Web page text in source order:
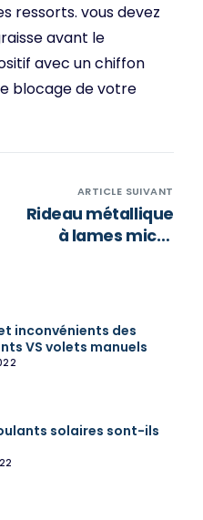
ressorts. vous devez
avant le
avec un chiffon
blocage de votre
ARTICLE SUIVANT
Rideau métallique
à lames micro
inconvénients des
VS volets manuels
solaires sont-ils